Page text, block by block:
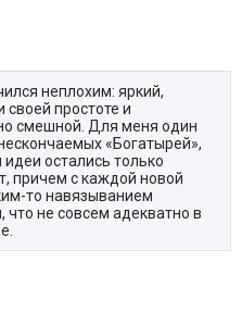
неплохим: яркий,
простоте и
смешной. Для меня один
«Богатырей»,
остались только
причем с каждой новой
то навязыванием
не совсем адекватно в